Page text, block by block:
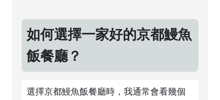
如何選擇一家好的京都鰻魚
飯餐廳？
選擇京都鰻魚飯餐廳時，我通常會看幾個